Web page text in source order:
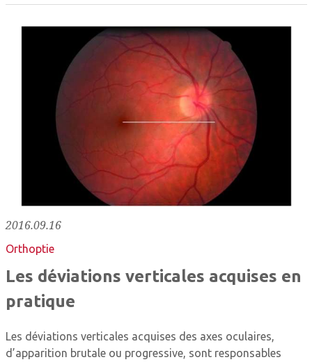
2016.09.16
Orthoptie
Les déviations verticales acquises en
pratique
Les déviations verticales acquises des axes oculaires,
d’apparition brutale ou progressive, sont responsables